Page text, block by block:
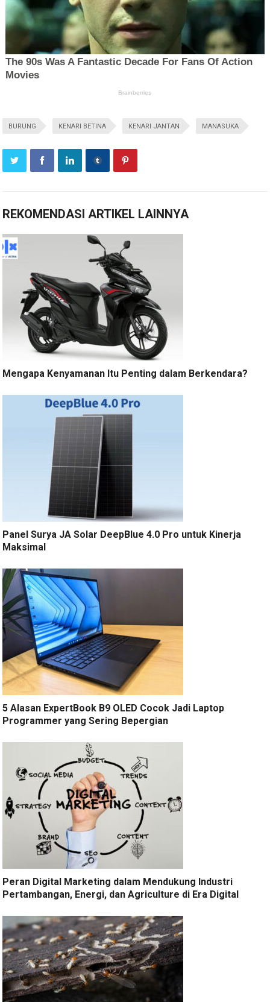
BURUNG KENARI BETINA KENARI JANTAN MANASUKA
REKOMENDASI ARTIKEL LAINNYA
Mengapa Kenyamanan Itu Penting dalam Berkendara?
Panel Surya JA Solar DeepBlue 4.0 Pro untuk Kinerja
Maksimal
5 Alasan ExpertBook B9 OLED Cocok Jadi Laptop
Programmer yang Sering Bepergian
Peran Digital Marketing dalam Mendukung Industri
Pertambangan, Energi, dan Agriculture di Era Digital